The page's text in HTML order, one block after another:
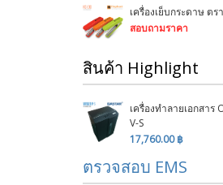
เครื่องเย็บกระดาษ ตร
สอบถามราคา
สินค้า Highlight
เครื่องทำลายเอกสาร
V-S
17,760.00 ฿
ตรวจสอบ EMS